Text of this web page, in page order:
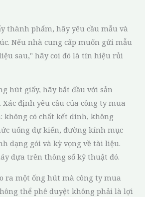
thành phẩm, hãy yêu cầu mẫu và
Nếu nhà cung cấp muốn gửi mẫu
sau," hãy coi đó là tín hiệu rủi
hút giấy, hãy bắt đầu với sản
Xác định yêu cầu của công ty mua
không có chất kết dính, không
uống dự kiến, đường kính mục
dạng gói và kỳ vọng về tài liệu.
dựa trên thông số kỹ thuật đó.
ra một ống hút mà công ty mua
thể phê duyệt không phải là lợi